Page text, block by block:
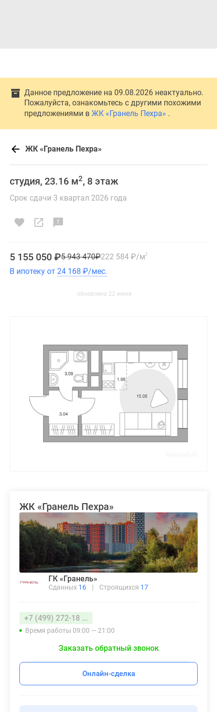
Данное предложение на 09.08.2026 неактуально.
Пожалуйста, ознакомьтесь с другими похожими
предложениями в ЖК «Гранель Пехра» .
ЖК «Гранель Пехра»
студия, 23.16 м2, 8 этаж
Срок сдачи 3 квартал 2026 года
5 155 050 ₽5 943 470₽222 584 ₽/м2
В ипотеку от 24 168 ₽/мес.
обновлено 22 июня
ЖК «Гранель Пехра»
ГК «Гранель»
Сданных 16 | Строящихся 17
+7 (499) 272-18 ...
Время работы 09:00 — 21:00
Заказать обратный звонок
Онлайн-сделка